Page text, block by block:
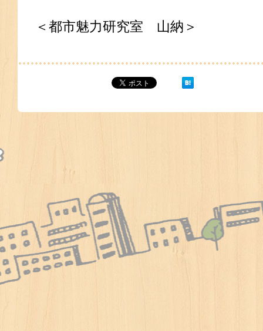
＜都市魅力研究室 山納＞